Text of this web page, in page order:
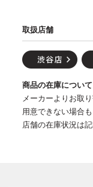
取扱店舗
商品の在庫について
メーカーよりお取
用意できない場合も
店舗の在庫状況は